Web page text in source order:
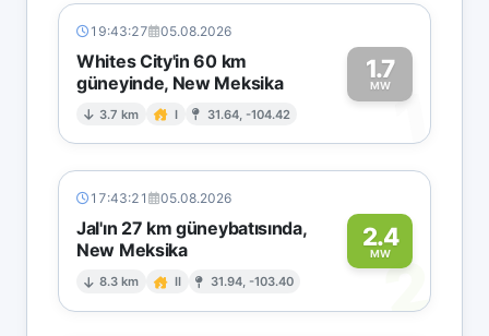
19:43:27 05.08.2026
Whites City'in 60 km
güneyinde, New Meksika
3.7 km I 31.64, -104.42
1.7
MW1
17:43:21 05.08.2026
Jal'ın 27 km güneybatısında,
New Meksika
8.3 km II 31.94, -103.40
2.4
MW2